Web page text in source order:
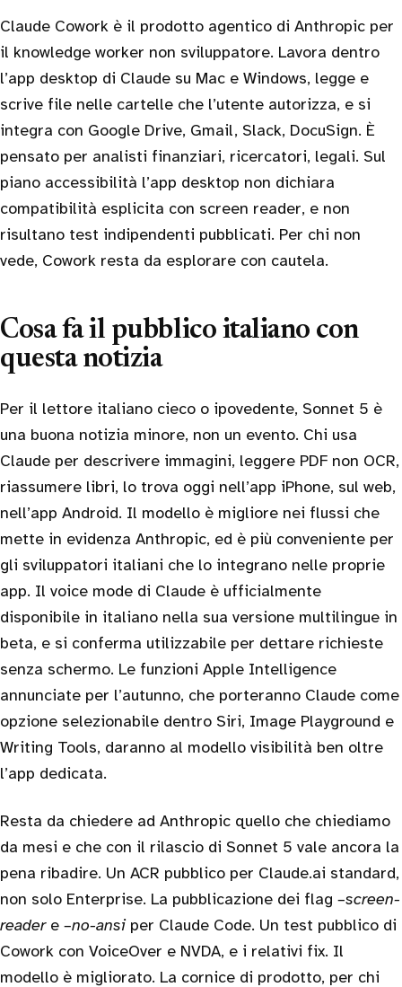
Claude Cowork è il prodotto agentico di Anthropic per
il knowledge worker non sviluppatore. Lavora dentro
l’app desktop di Claude su Mac e Windows, legge e
scrive file nelle cartelle che l’utente autorizza, e si
integra con Google Drive, Gmail, Slack, DocuSign. È
pensato per analisti finanziari, ricercatori, legali. Sul
piano accessibilità l’app desktop non dichiara
compatibilità esplicita con screen reader, e non
risultano test indipendenti pubblicati. Per chi non
vede, Cowork resta da esplorare con cautela.
Cosa fa il pubblico italiano con
questa notizia
Per il lettore italiano cieco o ipovedente, Sonnet 5 è
una buona notizia minore, non un evento. Chi usa
Claude per descrivere immagini, leggere PDF non OCR,
riassumere libri, lo trova oggi nell’app iPhone, sul web,
nell’app Android. Il modello è migliore nei flussi che
mette in evidenza Anthropic, ed è più conveniente per
gli sviluppatori italiani che lo integrano nelle proprie
app. Il voice mode di Claude è ufficialmente
disponibile in italiano nella sua versione multilingue in
beta, e si conferma utilizzabile per dettare richieste
senza schermo. Le funzioni Apple Intelligence
annunciate per l’autunno, che porteranno Claude come
opzione selezionabile dentro Siri, Image Playground e
Writing Tools, daranno al modello visibilità ben oltre
l’app dedicata.
Resta da chiedere ad Anthropic quello che chiediamo
da mesi e che con il rilascio di Sonnet 5 vale ancora la
pena ribadire. Un ACR pubblico per Claude.ai standard,
non solo Enterprise. La pubblicazione dei flag –screen-
readere –no-ansiper Claude Code. Un test pubblico di
Cowork con VoiceOver e NVDA, e i relativi fix. Il
modello è migliorato. La cornice di prodotto, per chi